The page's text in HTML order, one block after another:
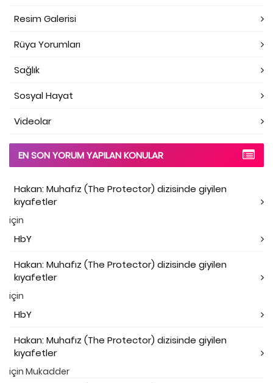
Resim Galerisi
Rüya Yorumları
Sağlık
Sosyal Hayat
Videolar
EN SON YORUM YAPILAN KONULAR
Hakan: Muhafız (The Protector) dizisinde giyilen
kıyafetler
için
HbY
Hakan: Muhafız (The Protector) dizisinde giyilen
kıyafetler
için
HbY
Hakan: Muhafız (The Protector) dizisinde giyilen
kıyafetler
için Mukadder